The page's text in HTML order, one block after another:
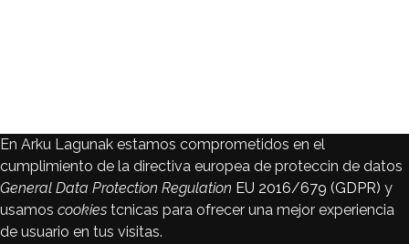
En Arku Lagunak estamos comprometidos en el
cumplimiento de la directiva europea de proteccin de datos
General Data Protection Regulation EU 2016/679 (GDPR) y
usamos cookies tcnicas para ofrecer una mejor experiencia
de usuario en tus visitas.